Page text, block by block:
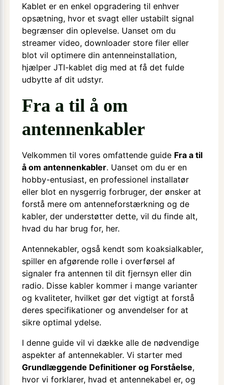
Kablet er en enkel opgradering til enhver
opsætning, hvor et svagt eller ustabilt signal
begrænser din oplevelse. Uanset om du
streamer video, downloader store filer eller
blot vil optimere din antenneinstallation,
hjælper JTI-kablet dig med at få det fulde
udbytte af dit udstyr.
Fra a til å om
antennenkabler
Velkommen til vores omfattende guide Fra a til
å om antennenkabler. Uanset om du er en
hobby-entusiast, en professionel installatør
eller blot en nysgerrig forbruger, der ønsker at
forstå mere om antenneforstærkning og de
kabler, der understøtter dette, vil du finde alt,
hvad du har brug for, her.
Antennekabler, også kendt som koaksialkabler,
spiller en afgørende rolle i overførsel af
signaler fra antennen til dit fjernsyn eller din
radio. Disse kabler kommer i mange varianter
og kvaliteter, hvilket gør det vigtigt at forstå
deres specifikationer og anvendelser for at
sikre optimal ydelse.
I denne guide vil vi dække alle de nødvendige
aspekter af antennekabler. Vi starter med
Grundlæggende Definitioner og Forståelse,
hvor vi forklarer, hvad et antennekabel er, og